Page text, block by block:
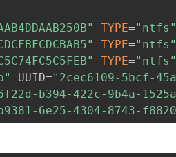
TYPE="ntfs"
TYPE="ntfs"
TYPE="ntfs"
UUID="2cec6109-5bcf-
b394-422c-9b4a-
6e25-4304-8743-